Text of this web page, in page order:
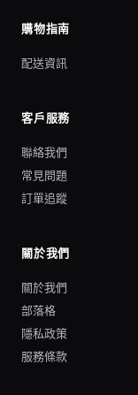
購物指南
配送資訊
客戶服務
聯絡我們
常見問題
訂單追蹤
關於我們
關於我們
部落格
隱私政策
服務條款